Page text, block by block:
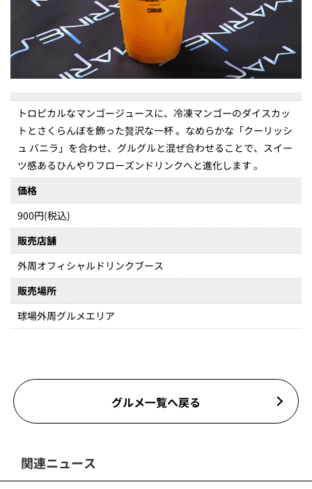
トロピカルなマンゴージュースに、冷凍マンゴーのダイスカッ
トとさくらんぼを飾った贅沢な一杯 。なめらかな「クーリッシ
ュ バニラ」を合わせ、グルグルと混ぜ合わせることで、スイー
ツ感あるひんやりフローズンドリンクへと進化します 。
価格
900円(税込)
販売店舗
外周オフィシャルドリンクブース
販売場所
球場外周グルメエリア
グルメ一覧へ戻る
関連ニュース